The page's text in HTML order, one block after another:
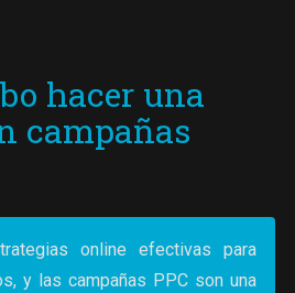
hacer una
campañas
online efectivas para
y las campañas PPC son una